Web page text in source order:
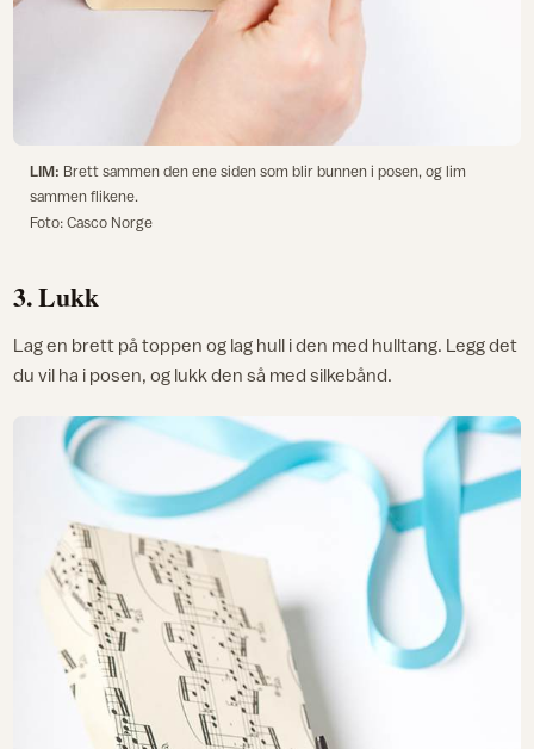
LIM: Brett sammen den ene siden som blir bunnen i posen, og lim
sammen flikene.
Foto: Casco Norge
3. Lukk
Lag en brett på toppen og lag hull i den med hulltang. Legg det
du vil ha i posen, og lukk den så med silkebånd.